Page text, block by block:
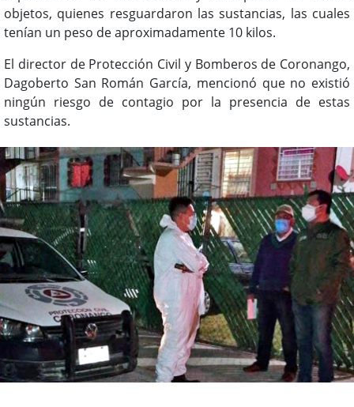
objetos, quienes resguardaron las sustancias, las cuales
tenían un peso de aproximadamente 10 kilos.
El director de Protección Civil y Bomberos de Coronango,
Dagoberto San Román García, mencionó que no existió
ningún riesgo de contagio por la presencia de estas
sustancias.